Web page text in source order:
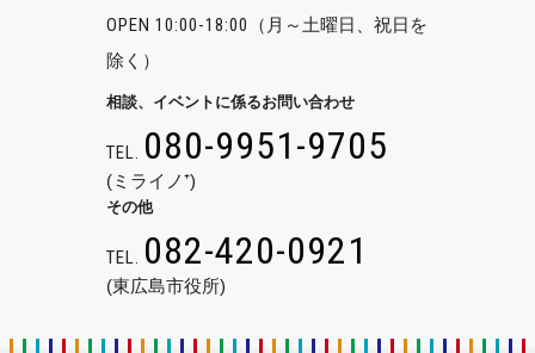
OPEN 10:00-18:00
（月～土曜日、祝日を
除く）
相談、イベントに係るお問い合わせ
TEL. 080-9951-9705
(ミライノ⁺)
その他
TEL. 082-420-0921
(東広島市役所)